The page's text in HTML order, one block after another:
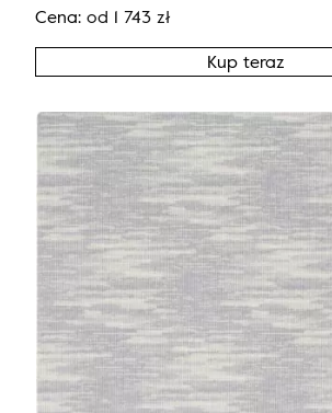
Cena: od 1 743 zł
Kup teraz